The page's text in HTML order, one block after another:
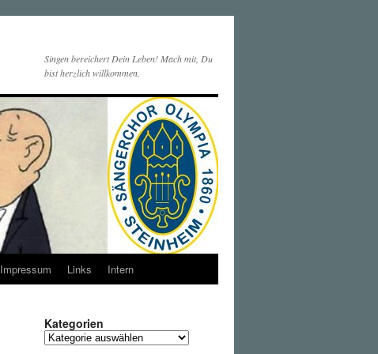
Singen bereichert Dein Leben! Mach mit, Du
bist herzlich willkommen.
Impressum Links Intern
Kategorien
Kategorien